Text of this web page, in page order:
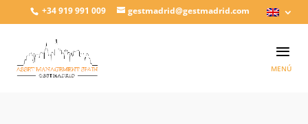
+34 919 991 009 gestmadrid@gestmadrid.com